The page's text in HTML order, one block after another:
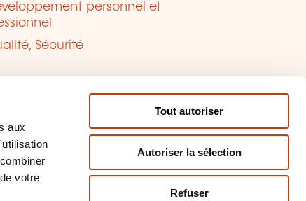
aux
votre
Tout autoriser
Autoriser la sélection
Refuser
personnel et
Sécurité